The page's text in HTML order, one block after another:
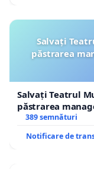
Salvați
păstrarea
Salvați Teatrul
păstrarea
ROGOJAN
389 semnături
Notificare de